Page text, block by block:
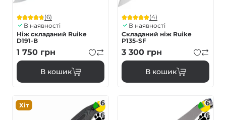
(6)
В наявності
Ніж складаний Ruike
D191-B
1 750 грн
В кошик
(4)
В наявності
Складаний ніж Ruike
P135-SF
3 300 грн
В кошик
Хіт
6
6
6
6